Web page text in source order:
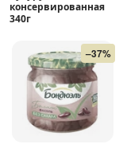
консервированная
340г
–37%